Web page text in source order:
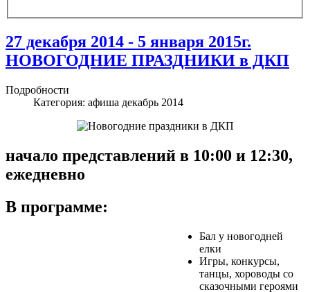
27 декабря 2014 - 5 января 2015г.
НОВОГОДНИЕ ПРАЗДНИКИ в ДКП
Подробности
Категория: афиша декабрь 2014
начало представлений в 10:00 и 12:30,
ежедневно
В программе:
Бал у новогодней
елки
Игры, конкурсы,
танцы, хороводы со
сказочными героями